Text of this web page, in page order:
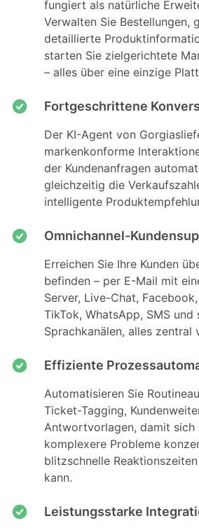
fungiert als natürliche
Verwalten Sie Bestellungen,
detaillierte
starten Sie zielgerichtete
– alles über eine einzige
Fortgeschrittene
Der KI-Agent von
markenkonforme
der Kundenanfragen
gleichzeitig die
intelligente
Omnichannel-
Erreichen Sie Ihre Kunden
befinden – per E-Mail mit
Server, Live-Chat,
TikTok, WhatsApp, SMS und
Sprachkanälen, alles zentral
Effiziente
Automatisieren Sie
Ticket-Tagging,
Antwortvorlagen, damit sich
komplexere Probleme
blitzschnelle
kann.
Leistungsstarke